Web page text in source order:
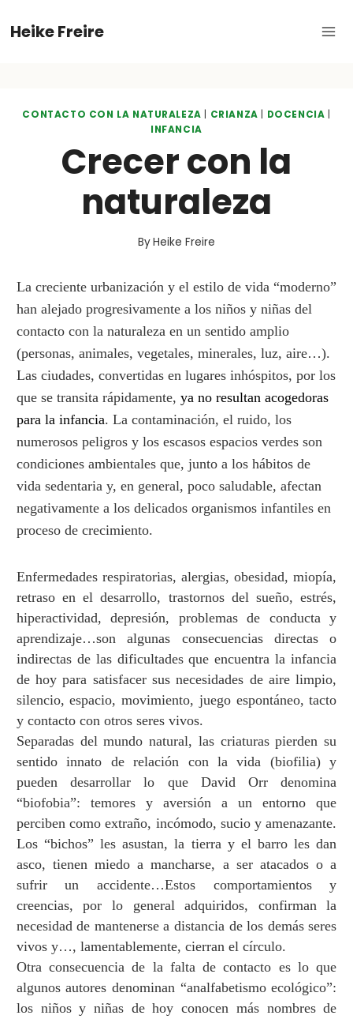
toHeike Freire
CONTACTO CON LA NATURALEZA CRIANZA DOCENCIA
INFANCIA
Crecer con la
naturaleza
ByHeike Freire
La creciente urbanización y el estilo de vida “moderno”
han alejado progresivamente a los niños y niñas del
contacto con la naturaleza en un sentido amplio
(personas, animales, vegetales, minerales, luz, aire…).
Las ciudades, convertidas en lugares inhóspitos, por los
que se transita rápidamente, ya no resultan acogedoras
para la infancia. La contaminación, el ruido, los
numerosos peligros y los escasos espacios verdes son
condiciones ambientales que, junto a los hábitos de
vida sedentaria y, en general, poco saludable, afectan
negativamente a los delicados organismos infantiles en
proceso de crecimiento.
Enfermedades respiratorias, alergias, obesidad, miopía,
retraso en el desarrollo, trastornos del sueño, estrés,
hiperactividad, depresión, problemas de conducta y
aprendizaje…son algunas consecuencias directas o
indirectas de las dificultades que encuentra la infancia
de hoy para satisfacer sus necesidades de aire limpio,
silencio, espacio, movimiento, juego espontáneo, tacto
y contacto con otros seres vivos.
Separadas del mundo natural, las criaturas pierden su
sentido innato de relación con la vida (biofilia) y
pueden desarrollar lo que David Orr denomina
“biofobia”: temores y aversión a un entorno que
perciben como extraño, incómodo, sucio y amenazante.
Los “bichos” les asustan, la tierra y el barro les dan
asco, tienen miedo a mancharse, a ser atacados o a
sufrir un accidente…Estos comportamientos y
creencias, por lo general adquiridos, confirman la
necesidad de mantenerse a distancia de los demás seres
vivos y…, lamentablemente, cierran el círculo.
Otra consecuencia de la falta de contacto es lo que
algunos autores denominan “analfabetismo ecológico”:
los niños y niñas de hoy conocen más nombres de